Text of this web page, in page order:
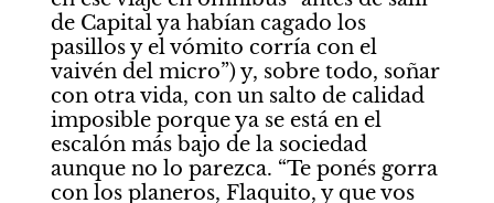
de Capital ya habían cagado los
pasillos y el vómito corría con el
vaivén del micro”) y, sobre todo, soñar
con otra vida, con un salto de calidad
imposible porque ya se está en el
escalón más bajo de la sociedad
aunque no lo parezca. “Te ponés gorra
con los planeros, Flaquito, y que vos